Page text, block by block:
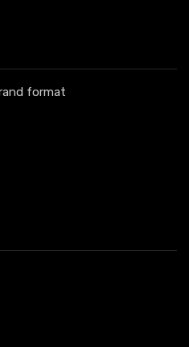
format